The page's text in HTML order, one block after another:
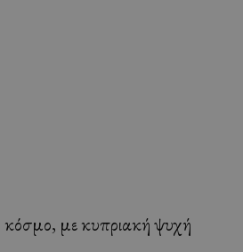
κόσμο, με κυπριακή ψυχή